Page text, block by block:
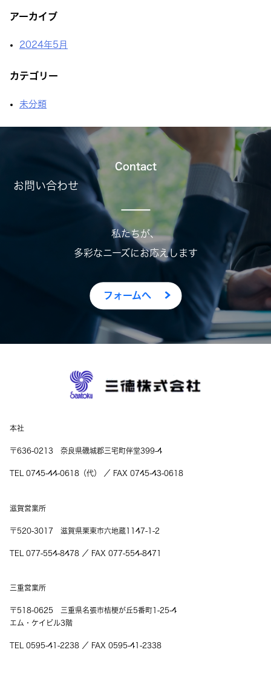
アーカイブ
2024年5月
カテゴリー
未分類
Contact
お問い合わせ
私たちが、
多彩なニーズにお応えします
フォームへ
本社
〒636-0213 奈良県磯城郡三宅町伴堂399-4
TEL 0745-44-0618（代） ／ FAX 0745-43-0618
滋賀営業所
〒520-3017 滋賀県栗東市六地蔵1147-1-2
TEL 077-554-8478 ／ FAX 077-554-8471
三重営業所
〒518-0625 三重県名張市桔梗が丘5番町1-25-4
エム・ケイビル3階
TEL 0595-41-2238 ／ FAX 0595-41-2338